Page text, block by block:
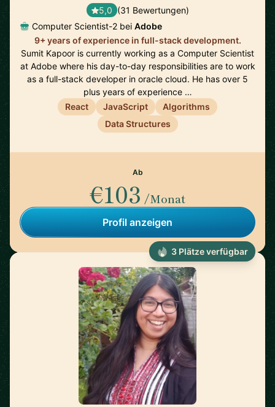
5,0 (31 Bewertungen)
Computer Scientist-2 bei Adobe
9+ years of experience in full-stack development.
Sumit Kapoor is currently working as a Computer Scientist
at Adobe where his day-to-day responsibilities are to work
as a full-stack developer in oracle cloud. He has over 5
plus years of experience …
React
JavaScript
Algorithms
Data Structures
Ab
€103 /Monat
Profil anzeigen
3 Plätze verfügbar